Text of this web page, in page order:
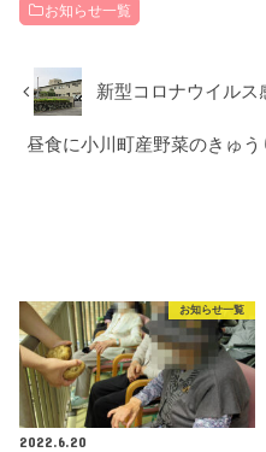
お知らせ一覧
新型コロナウイル
昼食に小川町産野菜のきゅ
お知らせ一覧
2022.6.20